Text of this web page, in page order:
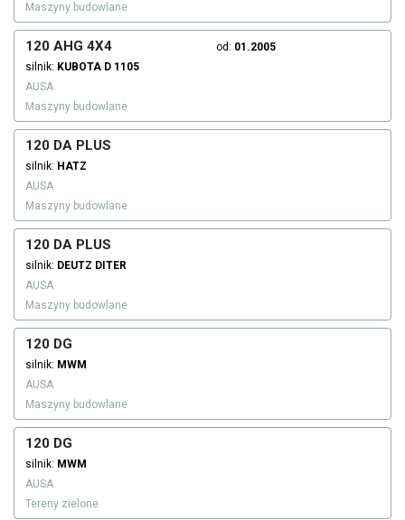
Maszyny budowlane
120 AHG 4X4 od: 01.2005
silnik: KUBOTA D 1105
AUSA
Maszyny budowlane
120 DA PLUS
silnik: HATZ
AUSA
Maszyny budowlane
120 DA PLUS
silnik: DEUTZ DITER
AUSA
Maszyny budowlane
120 DG
silnik: MWM
AUSA
Maszyny budowlane
120 DG
silnik: MWM
AUSA
Tereny zielone